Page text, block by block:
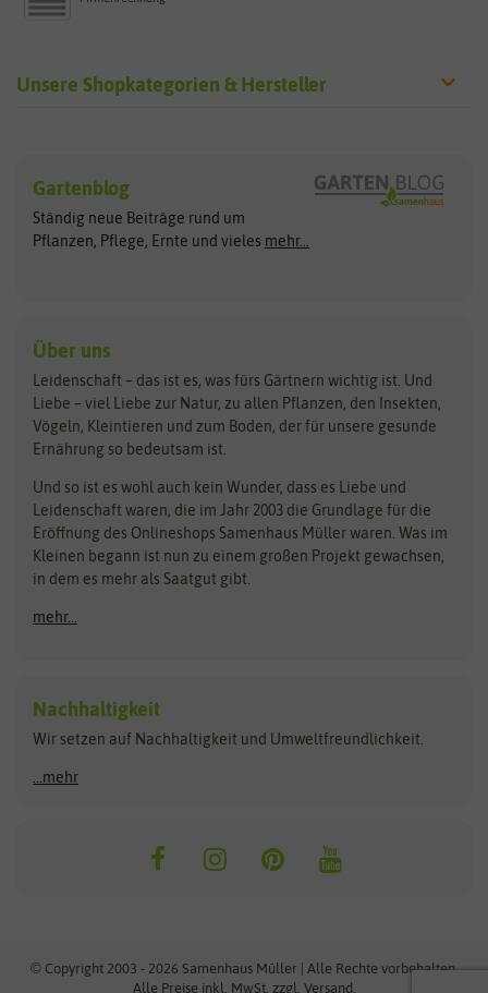
Unsere Shopkategorien & Hersteller
Exotische Samen
Gemüsesamen
Gründünger
Kräutersamen
Obstsamen
Pilzbrut
Rasensamen
Steckzwiebeln
Zimmer & Kübelpflanzen
Kataloge
Schnäppchen
Anzucht & Gartenzubehör
Anzuchtschalen
Heizmatte & Heizkabel
Kokos-Quelltabletten
Zimmergewächshaus
Maissamen
Arche Noah
ASB Greenworld
Benary
Bingenheimer Saatgut
Bionana
BIOWOL
Blumicorn
Bûten Birds
Carl Pabst
Clever Pots
COMPO
Dürr-Samen
Feldsaaten Freudenberger
Fertil
Flora Elite
Florissa
Flortis
Franchi Sementi
Hortitops
JUB Holland
Gartenblog
Ständig neue Beiträge rund um
Pflanzen, Pflege, Ernte und vieles mehr...
Über uns
Leidenschaft – das ist es, was fürs Gärtnern wichtig ist. Und
Liebe – viel Liebe zur Natur, zu allen Pflanzen, den Insekten,
Vögeln, Kleintieren und zum Boden, der für unsere gesunde
Ernährung so bedeutsam ist.
Und so ist es wohl auch kein Wunder, dass es Liebe und
Leidenschaft waren, die im Jahr 2003 die Grundlage für die
Eröffnung des Onlineshops Samenhaus Müller waren. Was im
Kleinen begann ist nun zu einem großen Projekt gewachsen,
in dem es mehr als Saatgut gibt.
mehr...
Nachhaltigkeit
Wir setzen auf Nachhaltigkeit und Umweltfreundlichkeit.
...mehr
© Copyright 2003 - 2026 Samenhaus Müller | Alle Rechte vorbehalten.
Alle Preise inkl. MwSt. zzgl. Versand.